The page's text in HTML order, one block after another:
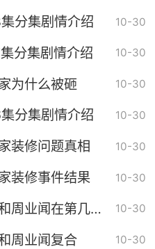
分集剧情介绍 10-30
分集剧情介绍 10-30
为什么被砸 10-30
分集剧情介绍 10-30
装修问题真相 10-30
装修事件结果 10-30
周业闻在第几集
10-30
周业闻复合 10-30